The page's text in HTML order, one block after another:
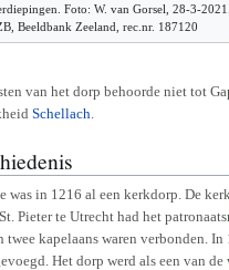
Foto: W. van Gorsel, 28-3-
Beeldbank Zeeland, rec.nr. 187120
van het dorp behoorde niet tot
Schellach
was in 1216 al een kerkdorp. De
Pieter te Utrecht had het
twee kapelaans waren verbonden.
Het dorp werd als een van